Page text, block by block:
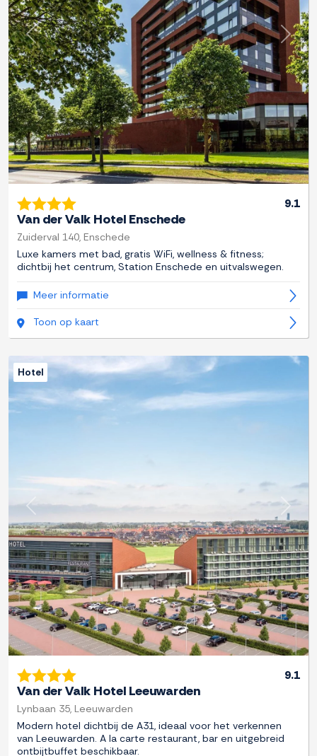
Previous Next
9.1
Van der Valk Hotel Enschede
Zuiderval 140, Enschede
Luxe kamers met bad, gratis WiFi, wellness & fitness;
dichtbij het centrum, Station Enschede en uitvalswegen.
Meer informatie
Toon op kaart
Previous Next
Hotel
9.1
Van der Valk Hotel Leeuwarden
Lynbaan 35, Leeuwarden
Modern hotel dichtbij de A31, ideaal voor het verkennen
van Leeuwarden. A la carte restaurant, bar en uitgebreid
ontbijtbuffet beschikbaar.